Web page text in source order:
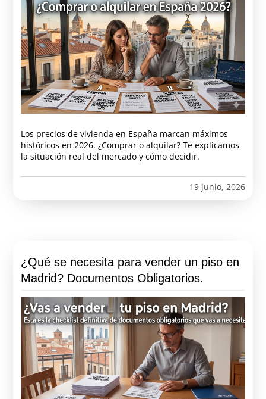
Los precios de vivienda en España marcan máximos
históricos en 2026. ¿Comprar o alquilar? Te explicamos
la situación real del mercado y cómo decidir.
19 junio, 2026
¿Qué se necesita para vender un piso en
Madrid? Documentos Obligatorios.